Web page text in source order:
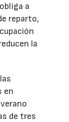
a
reparto,
la
en
de tres